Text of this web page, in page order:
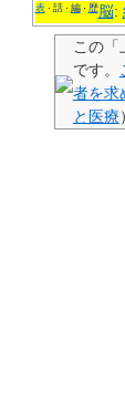
表・ 話・ 編・ 歴脳:
この「
です。
者を求
と医療